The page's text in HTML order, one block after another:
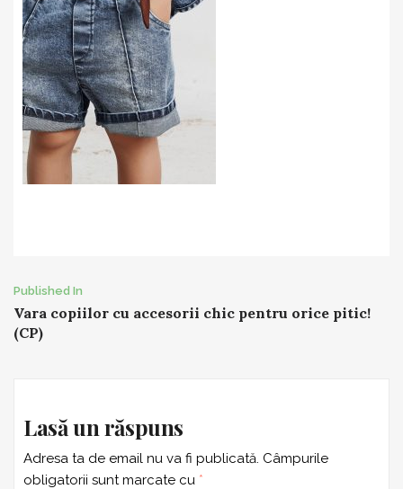
Post
navigation
Published In
Vara copiilor cu accesorii chic pentru orice pitic!
(CP)
Lasă un răspuns
Adresa ta de email nu va fi publicată. Câmpurile
obligatorii sunt marcate cu *